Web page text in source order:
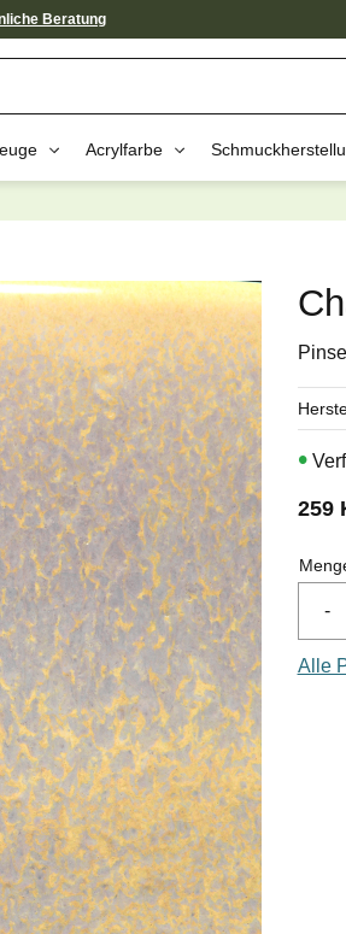
Beratung
Acrylfarbe
dessa produkter kan
259
-
Alle